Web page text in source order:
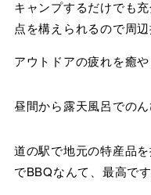
キャンプするだけでも
点を構えられるので周辺
アウトドアの疲れを癒や
昼間から露天風呂でのん
道の駅で地元の特産品
でBBQなんて、最高です